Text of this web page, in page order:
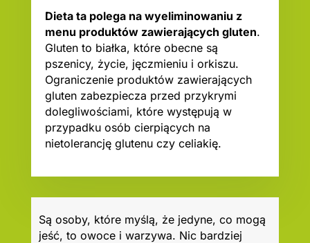
Dieta ta polega na wyeliminowaniu z
menu produktów zawierających gluten.
Gluten to białka, które obecne są
pszenicy, życie, jęczmieniu i orkiszu.
Ograniczenie produktów zawierających
gluten zabezpiecza przed przykrymi
dolegliwościami, które występują w
przypadku osób cierpiących na
nietolerancję glutenu czy celiakię.
Są osoby, które myślą, że jedyne, co mogą
jeść, to owoce i warzywa. Nic bardziej